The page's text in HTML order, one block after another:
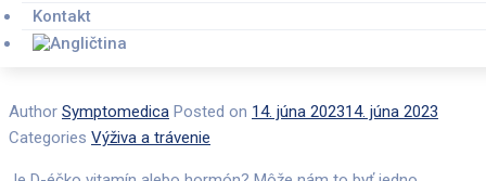
Kontakt
HomeSymptomedica
vitamín alebo hormón?
Author Symptomedica Posted on 14. júna 202314. júna 2023
Categories Výživa a trávenie